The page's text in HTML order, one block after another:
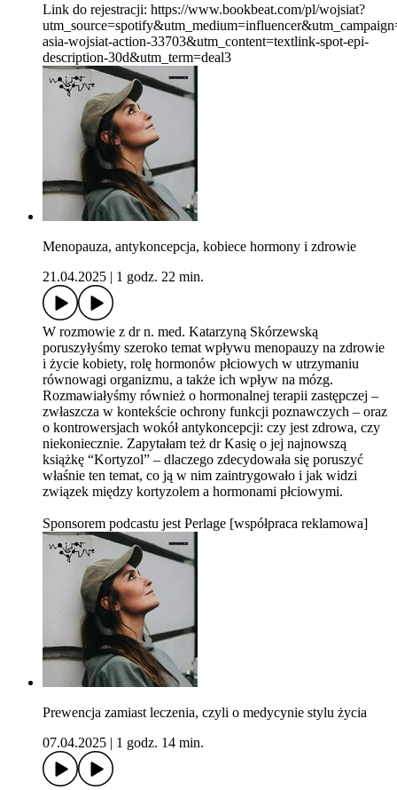
Link do rejestracji: https://www.bookbeat.com/pl/wojsiat?
asia-wojsiat-action-33703&utm_content=textlink-spot-epi-
description-30d&utm_term=deal3
Menopauza, antykoncepcja, kobiece hormony i zdrowie
21.04.2025 | 1 godz. 22 min.
W rozmowie z dr n. med. Katarzyną Skórzewską
poruszyłyśmy szeroko temat wpływu menopauzy na zdrowie
i życie kobiety, rolę hormonów płciowych w utrzymaniu
równowagi organizmu, a także ich wpływ na mózg.
Rozmawiałyśmy również o hormonalnej terapii zastępczej –
zwłaszcza w kontekście ochrony funkcji poznawczych – oraz
o kontrowersjach wokół antykoncepcji: czy jest zdrowa, czy
niekoniecznie. Zapytałam też dr Kasię o jej najnowszą
książkę “Kortyzol” – dlaczego zdecydowała się poruszyć
właśnie ten temat, co ją w nim zaintrygowało i jak widzi
związek między kortyzolem a hormonami płciowymi.
Sponsorem podcastu jest Perlage [współpraca reklamowa]
Prewencja zamiast leczenia, czyli o medycynie stylu życia
07.04.2025 | 1 godz. 14 min.